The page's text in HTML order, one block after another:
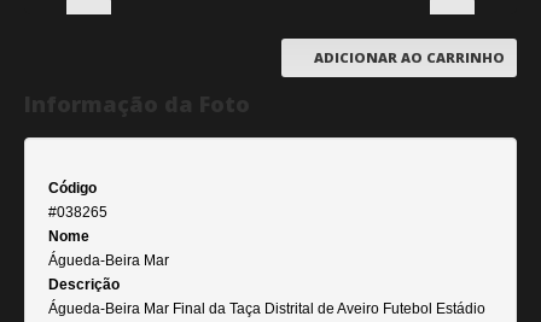
ADICIONAR AO CARRINHO
Código
#038265
Nome
Águeda-Beira Mar
Descrição
Águeda-Beira Mar Final da Taça Distrital de Aveiro Futebol Estádio